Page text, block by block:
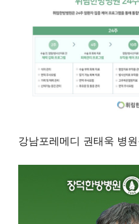
강남포레메디 권태욱 병